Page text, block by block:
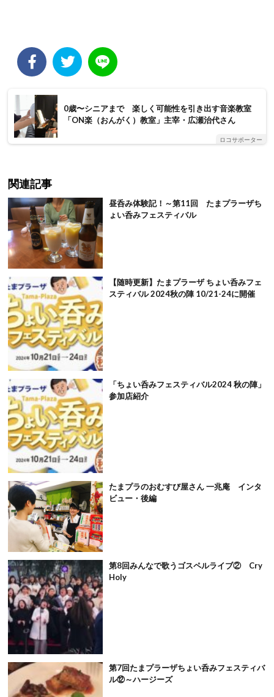
0歳〜シニアまで 楽しく可能性を引き出す音楽教室
「ON楽（おんがく）教室」主宰・広瀬治代さん
ロコサポーター
関連記事
昼呑み体験記！～第11回 たまプラーザち
ょい呑みフェスティバル
【随時更新】たまプラーザ ちょい呑みフェ
スティバル 2024秋の陣 10/21-24に開催
「ちょい呑みフェスティバル2024 秋の陣」
参加店紹介
たまプラのおむすび屋さん 一兆庵 インタ
ビュー・後編
第8回みんなで歌うゴスペルライブ② Cry
Holy
第7回たまプラーザちょい呑みフェスティバ
ル⑫～ハージーズ